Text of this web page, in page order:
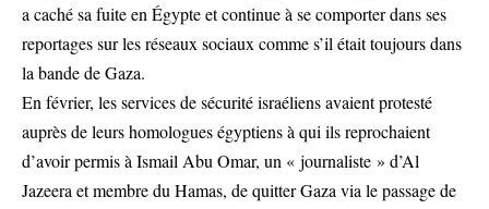
a caché sa fuite en Égypte et continue à se comporter dans ses
reportages sur les réseaux sociaux comme s’il était toujours dans
la bande de Gaza.
En février, les services de sécurité israéliens avaient protesté
auprès de leurs homologues égyptiens à qui ils reprochaient
d’avoir permis à Ismail Abu Omar, un « journaliste » d’Al
Jazeera et membre du Hamas, de quitter Gaza via le passage de